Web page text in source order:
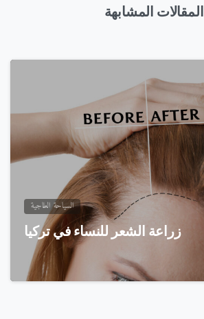
المقالات المشابهة
السياحة العلاجية
زراعة الشعر للنساء في تركيا